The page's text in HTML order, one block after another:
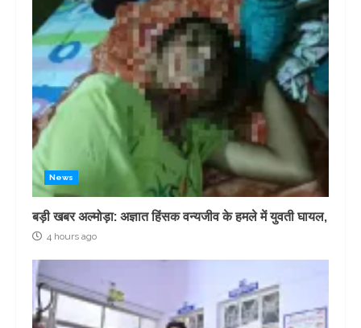
News
बड़ी खबर अल्मोड़ा: अज्ञात हिंसक वन्यजीव के हमले में युवती घायल,
4 hours ago